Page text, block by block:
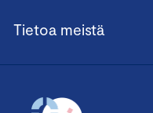
Tietoa meistä